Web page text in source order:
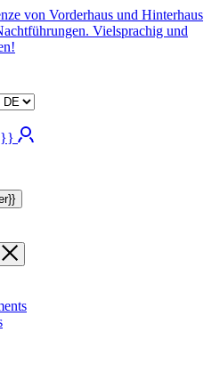
von Vorderhaus und Hinterhaus
Vielsprachig und